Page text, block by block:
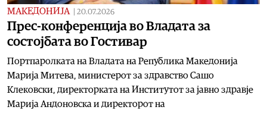
МАКЕДОНИЈА 20.07.2026
Прес-конференција во Владата за
состојбата во Гостивар
Портпаролката на Владата на Република Македонија
Марија Митева, министерот за здравство Сашо
Клековски, директорката на Институтот за јавно здравје
Марија Андоновска и директорот на